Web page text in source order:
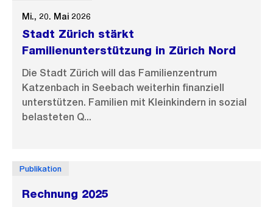
Mi., 20. Mai 2026
Stadt Zürich stärkt
Familienunterstützung in Zürich Nord
Die Stadt Zürich will das Familienzentrum
Katzenbach in Seebach weiterhin finanziell
unterstützen. Familien mit Kleinkindern in sozial
belasteten Q...
Publikation
Rechnung 2025